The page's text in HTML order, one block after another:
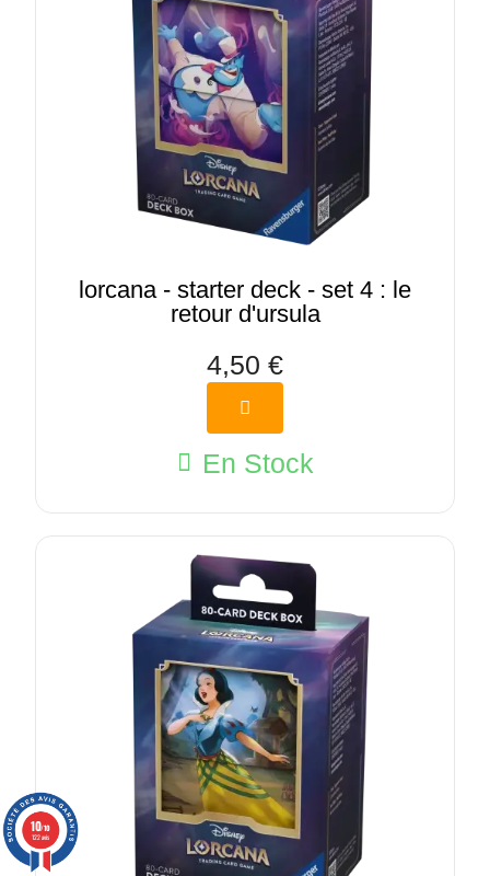
lorcana - starter deck - set 4 : le
retour d'ursula
4,50 €
En Stock
10/10
122 avis